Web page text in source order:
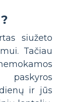
siužeto
Tačiau
ir jūs